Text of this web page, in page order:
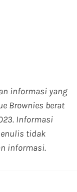
informasi yang
Brownies berat
Informasi
tidak
informasi.